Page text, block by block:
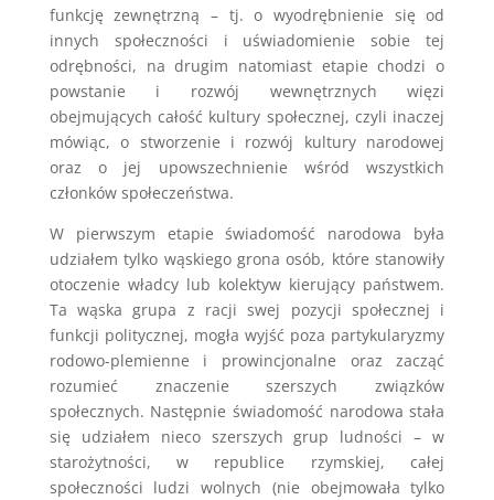
funkcję zewnętrzną – tj. o wyodrębnienie się od
innych społeczności i uświadomienie sobie tej
odrębności, na drugim natomiast etapie chodzi o
powstanie i rozwój wewnętrznych więzi
obejmujących całość kultury społecznej, czyli inaczej
mówiąc, o stworzenie i rozwój kultury narodowej
oraz o jej upowszechnienie wśród wszystkich
członków społeczeństwa.
W pierwszym etapie świadomość narodowa była
udziałem tylko wąskiego grona osób, które stanowiły
otoczenie władcy lub kolektyw kierujący państwem.
Ta wąska grupa z racji swej pozycji społecznej i
funkcji politycznej, mogła wyjść poza partykularyzmy
rodowo-plemienne i prowincjonalne oraz zacząć
rozumieć znaczenie szerszych związków
społecznych. Następnie świadomość narodowa stała
się udziałem nieco szerszych grup ludności – w
starożytności, w republice rzymskiej, całej
społeczności ludzi wolnych (nie obejmowała tylko